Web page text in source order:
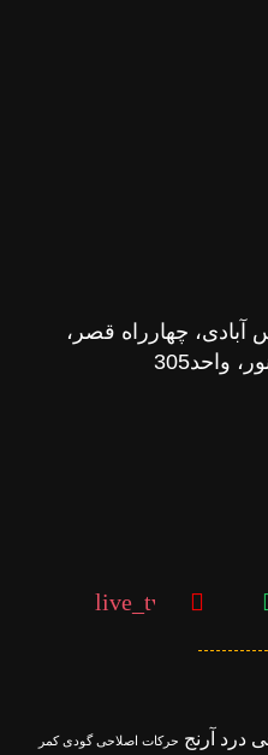
آبادی، چهارراه قصر،
واحد305
live_tv
درد آرنج حرکات اصلاحی گودی کمر